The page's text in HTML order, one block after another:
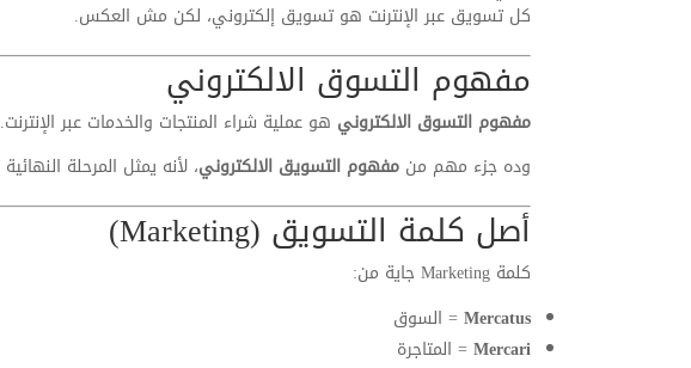
كل تسويق عبر الإنترنت هو تسويق إلكتروني، لكن مش العكس.
مفهوم التسوق الالكتروني
مفهوم التسوق الالكتروني هو عملية شراء المنتجات والخدمات عبر الإنترنت.
وده جزء مهم منمفهوم التسويق الالكتروني، لأنه يمثل المرحلة
أصل كلمة التسويق (Marketing)
كلمة Marketing جاية من:
Mercatus= السوق
Mercari= المتاجرة